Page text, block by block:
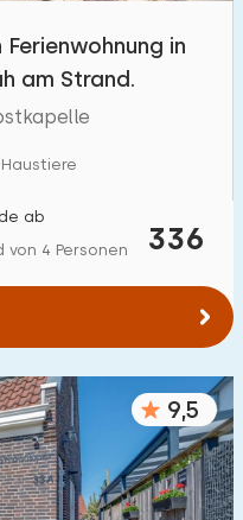
203
in
am Strand.
336
ab
von 4 Personen
9,5